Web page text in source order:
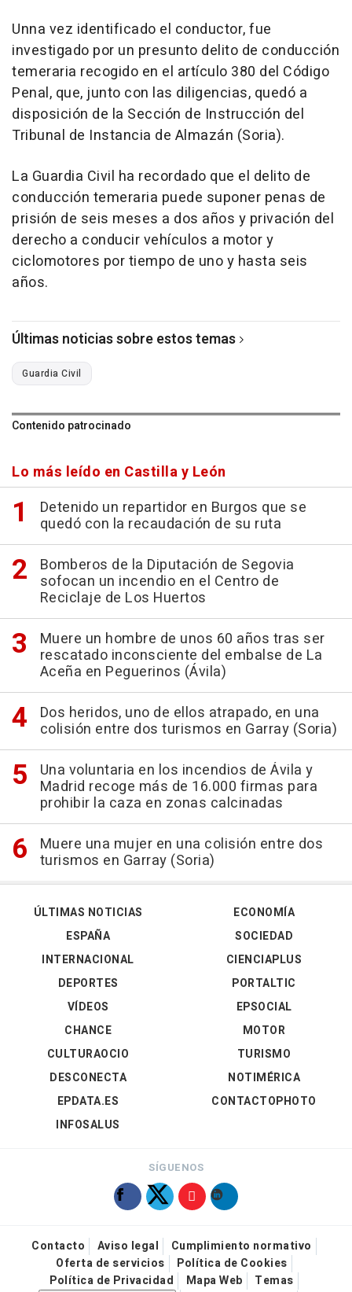
Unna vez identificado el conductor, fue
investigado por un presunto delito de conducción
temeraria recogido en el artículo 380 del Código
Penal, que, junto con las diligencias, quedó a
disposición de la Sección de Instrucción del
Tribunal de Instancia de Almazán (Soria).
La Guardia Civil ha recordado que el delito de
conducción temeraria puede suponer penas de
prisión de seis meses a dos años y privación del
derecho a conducir vehículos a motor y
ciclomotores por tiempo de uno y hasta seis
años.
Últimas noticias sobre estos temas
Guardia Civil
Contenido patrocinado
Lo más leído en Castilla y León
Detenido un repartidor en Burgos que se
quedó con la recaudación de su ruta
Bomberos de la Diputación de Segovia
sofocan un incendio en el Centro de
Reciclaje de Los Huertos
Muere un hombre de unos 60 años tras ser
rescatado inconsciente del embalse de La
Aceña en Peguerinos (Ávila)
Dos heridos, uno de ellos atrapado, en una
colisión entre dos turismos en Garray (Soria)
Una voluntaria en los incendios de Ávila y
Madrid recoge más de 16.000 firmas para
prohibir la caza en zonas calcinadas
Muere una mujer en una colisión entre dos
turismos en Garray (Soria)
ÚLTIMAS NOTICIAS
ESPAÑA
INTERNACIONAL
DEPORTES
VÍDEOS
ECONOMÍA
SOCIEDAD
CIENCIAPLUS
PORTALTIC
EPSOCIAL
CHANCE
CULTURAOCIO
DESCONECTA
EPDATA.ES
INFOSALUS
MOTOR
TURISMO
NOTIMÉRICA
CONTACTOPHOTO
SÍGUENOS
Contacto Aviso legal
Cumplimiento normativo
Oferta de servicios
Política de Cookies
Política de Privacidad
Mapa Web
Temas